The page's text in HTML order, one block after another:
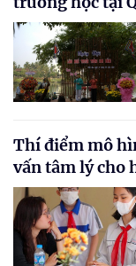
Thí điểm mô
vấn tâm lý cho